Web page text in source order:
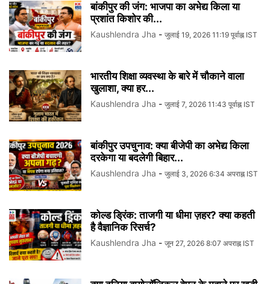
बांकीपुर की जंग: भाजपा का अभेद्य किला या
प्रशांत किशोर की...
Kaushlendra Jha - जुलाई 19, 2026 11:19 पूर्वाह्न IST
भारतीय शिक्षा व्यवस्था के बारे में चौकाने वाला
खुलाशा, क्या हर...
Kaushlendra Jha - जुलाई 7, 2026 11:43 पूर्वाह्न IST
बांकीपुर उपचुनाव: क्या बीजेपी का अभेद्य किला
दरकेगा या बदलेगी बिहार...
Kaushlendra Jha - जुलाई 3, 2026 6:34 अपराह्न IST
कोल्ड ड्रिंक: ताजगी या धीमा ज़हर? क्या कहती
है वैज्ञानिक रिसर्च?
Kaushlendra Jha - जून 27, 2026 8:07 अपराह्न IST